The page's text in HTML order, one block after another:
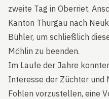
zweite Tag in Oberriet.
Kanton Thurgau nach
Bühler, um schließlich
Möhlin zu beenden.
Im Laufe der Jahre
Interesse der Züchter und
Fohlen vorzustellen, eine